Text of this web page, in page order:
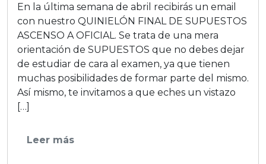
En la última semana de abril recibirás un email
con nuestro QUINIELÓN FINAL DE SUPUESTOS
ASCENSO A OFICIAL. Se trata de una mera
orientación de SUPUESTOS que no debes dejar
de estudiar de cara al examen, ya que tienen
muchas posibilidades de formar parte del mismo.
Así mismo, te invitamos a que eches un vistazo
[…]
Leer más